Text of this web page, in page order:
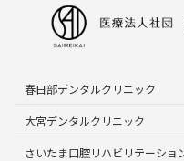
春日部デンタルクリニック
大宮デンタルクリニック
さいたま口腔リハビリテーショ